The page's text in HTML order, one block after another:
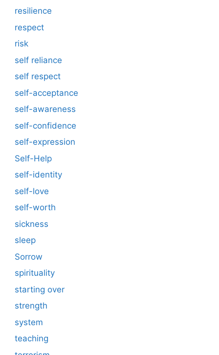
resilience
respect
risk
self reliance
self respect
self-acceptance
self-awareness
self-confidence
self-expression
Self-Help
self-identity
self-love
self-worth
sickness
sleep
Sorrow
spirituality
starting over
strength
system
teaching